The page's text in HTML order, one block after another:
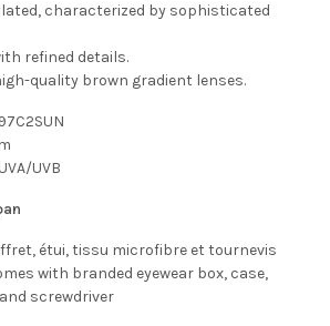
characterized by sophisticated
refined details.
quality brown gradient lenses.
UVB
étui, tissu microfibre et tournevis
with branded eyewear box, case,
screwdriver